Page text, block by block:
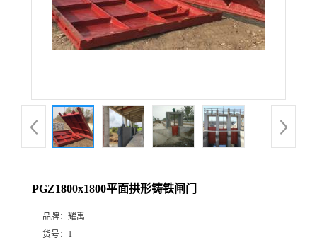
PGZ1800x1800平面拱形铸铁闸门
品牌： 耀禹
货号： 1